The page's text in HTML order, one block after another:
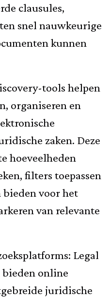
clausules,
snel nauwkeurige
kunnen
tools helpen
organiseren en
zaken. Deze
hoeveelheden
filters toepassen
voor het
van relevante
Legal
online
juridische